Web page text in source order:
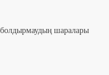
шаралары